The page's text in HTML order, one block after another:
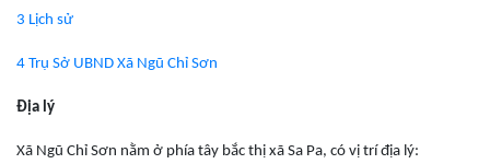
3 Lịch sử
4 Trụ Sở UBND Xã Ngũ Chỉ Sơn
Địa lý
Xã Ngũ Chỉ Sơn nằm ở phía tây bắc thị xã Sa Pa, có vị trí địa lý: